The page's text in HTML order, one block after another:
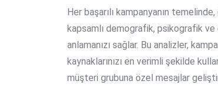
Her başarılı kampanyanın
kapsamlı demografik, psikografik
anlamanızı sağlar. Bu analizler,
kaynaklarınızı en verimli şekilde
müşteri grubuna özel mesajlar